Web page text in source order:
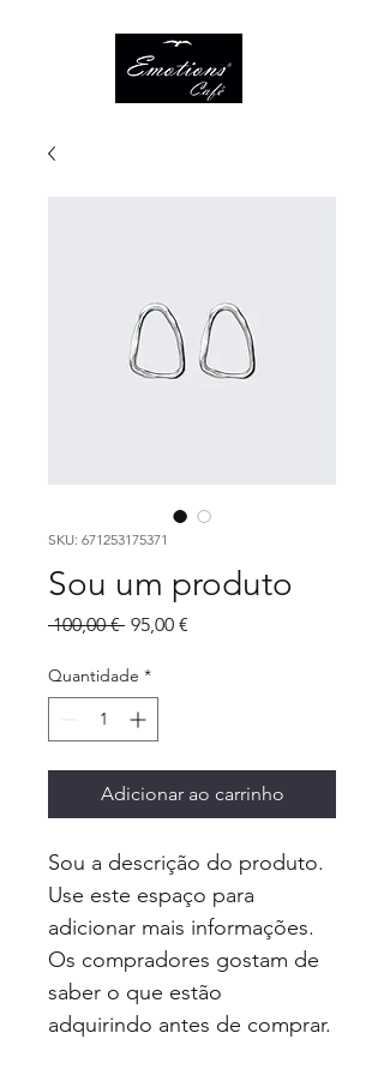
SKU: 671253175371
Sou um produto
100,00 € Preço
95,00 €
Quantidade *
Adicionar ao carrinho
Sou a descrição do produto.
Use este espaço para
adicionar mais informações.
Os compradores gostam de
saber o que estão
adquirindo antes de comprar.